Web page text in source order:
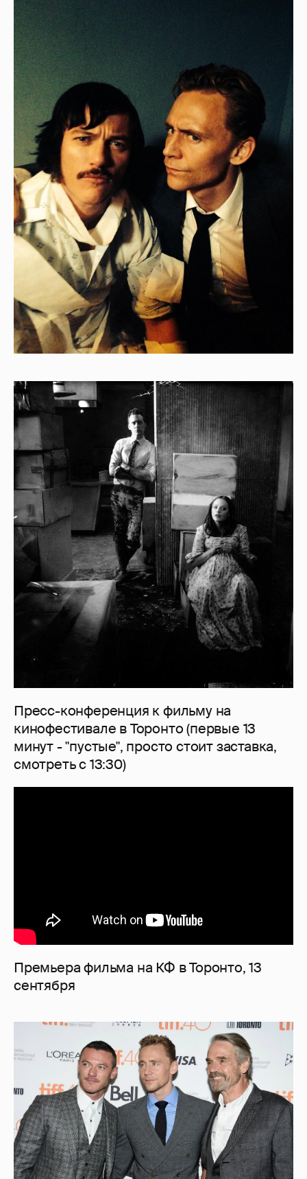
Пресс-конференция к фильму на
кинофестивале в Торонто (первые 13
минут - "пустые", просто стоит заставка,
смотреть с 13:30)
Премьера фильма на КФ в Торонто, 13
сентября